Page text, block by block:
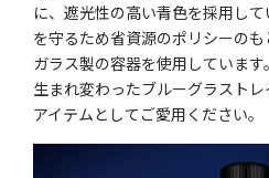
に、遮光性の高い青色を採用し
を守るため省資源のポリシーの
ガラス製の容器を使用していま
生まれ変わったブルーグラスト
アイテムとしてご愛用ください。